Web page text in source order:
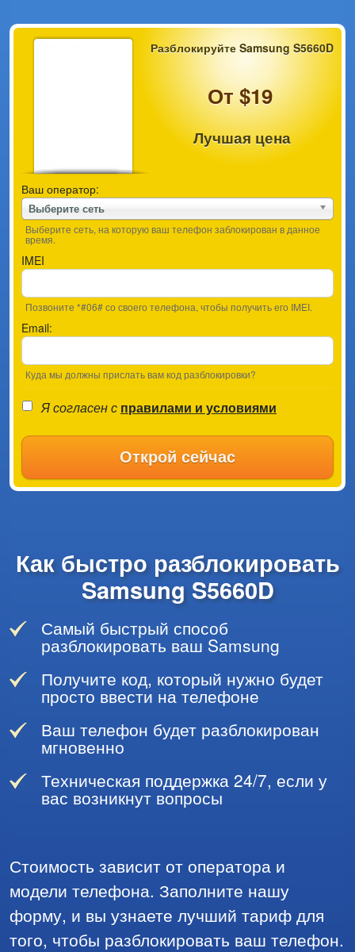
Разблокируйте Samsung S5660D
От $19
Лучшая цена
Ваш оператор:
Выберите сеть
Выберите сеть, на которую ваш телефон заблокирован в данное
время.
IMEI
Позвоните *#06# со своего телефона, чтобы получить его IMEI.
Email:
Куда мы должны прислать вам код разблокировки?
Я согласен с правилами и условиями
Открой сейчас
Как быстро разблокировать
Samsung S5660D
Самый быстрый способ
разблокировать ваш Samsung
Получите код, который нужно будет
просто ввести на телефоне
Ваш телефон будет разблокирован
мгновенно
Техническая поддержка 24/7, если у
вас возникнут вопросы
Стоимость зависит от оператора и
модели телефона. Заполните нашу
форму, и вы узнаете лучший тариф для
того, чтобы разблокировать ваш телефон.